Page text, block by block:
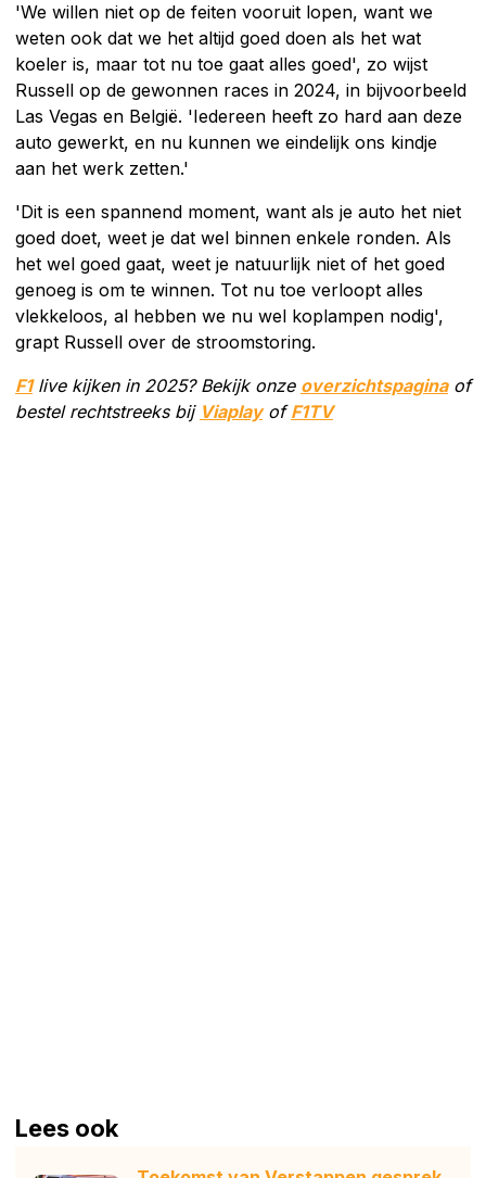
'We willen niet op de feiten vooruit lopen, want we
weten ook dat we het altijd goed doen als het wat
koeler is, maar tot nu toe gaat alles goed', zo wijst
Russell op de gewonnen races in 2024, in bijvoorbeeld
Las Vegas en België. 'Iedereen heeft zo hard aan deze
auto gewerkt, en nu kunnen we eindelijk ons kindje
aan het werk zetten.'
'Dit is een spannend moment, want als je auto het niet
goed doet, weet je dat wel binnen enkele ronden. Als
het wel goed gaat, weet je natuurlijk niet of het goed
genoeg is om te winnen. Tot nu toe verloopt alles
vlekkeloos, al hebben we nu wel koplampen nodig',
grapt Russell over de stroomstoring.
F1live kijken in 2025? Bekijk onze overzichtspaginaof
bestel rechtstreeks bij ViaplayofF1TV
Lees ook